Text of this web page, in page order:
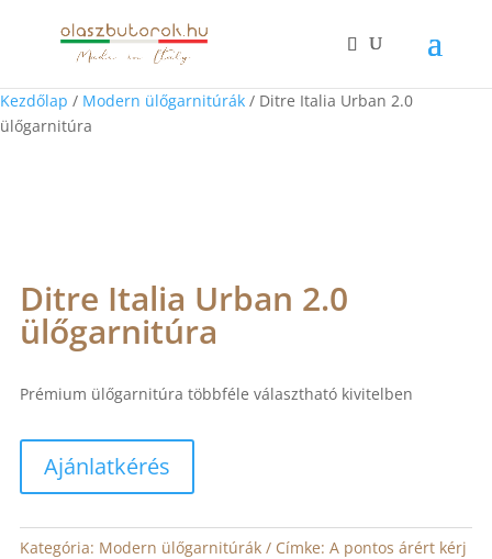
Kezdőlap / Modern ülőgarnitúrák / Ditre Italia Urban 2.0
ülőgarnitúra
Ditre Italia Urban 2.0
ülőgarnitúra
Prémium ülőgarnitúra többféle választható kivitelben
Ajánlatkérés
Kategória: Modern ülőgarnitúrák Címke: A pontos árért kérj